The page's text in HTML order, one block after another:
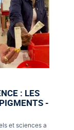
: LES
-
et sciences a